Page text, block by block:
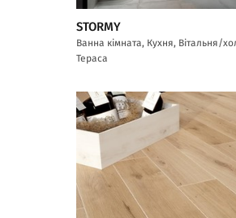
STORMY
Ванна кімната, Кухня, Вітальня/
Тераса